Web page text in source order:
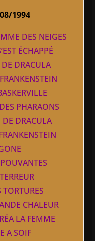
1994
DES NEIGES
ÉCHAPPÉ
DRACULA
PHARAONS
DE DRACULA
TORTURES
CHALEUR
LA FEMME
A SOIF